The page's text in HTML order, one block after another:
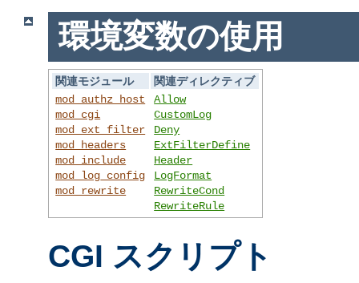
環境変数の使用
関連モジュール
関連ディレクティブ
mod_authz_host
mod_cgi
mod_ext_filter
mod_headers
mod_include
mod_log_config
mod_rewrite
Allow
CustomLog
Deny
ExtFilterDefine
Header
LogFormat
RewriteCond
RewriteRule
CGI スクリプト